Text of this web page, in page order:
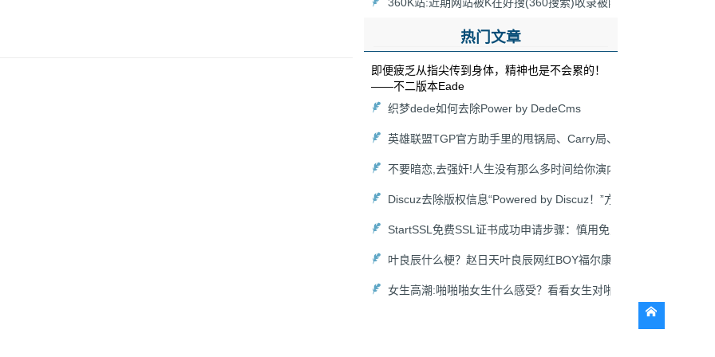
热门文章
即便疲乏从指尖传到身体，精神也是不会累的！
——不二版本Eade
织梦dede如何去除Power by DedeCms
英雄联盟TGP官方助手里的甩锅局、Carry局、尽力局、浪输局是
不要暗恋,去强奸!人生没有那么多时间给你演内心戏,爱她就去搞
Discuz去除版权信息“Powered by Discuz！”方法以及去掉论坛链
StartSSL免费SSL证书成功申请步骤：慎用免费HTTPS证书
叶良辰什么梗？赵日天叶良辰网红BOY福尔康来袭！
女生高潮:啪啪啪女生什么感受？看看女生对啪啪啪的各种吐槽！